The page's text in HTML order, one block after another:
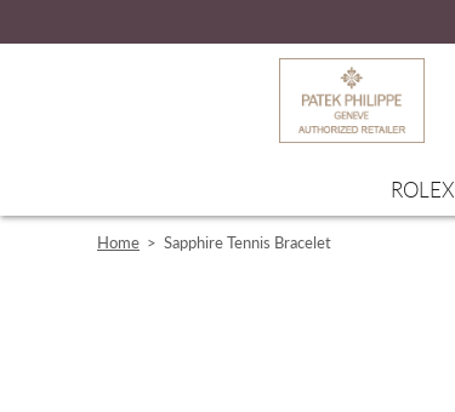
ROLEX
Home > Sapphire Tennis Bracelet